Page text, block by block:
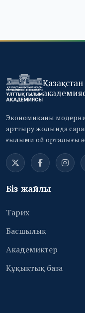
Экономиканы
арттыру жолында
ғылыми ой орталығы
Біз жайлы
Тарих
Басшылық
Академиктер
Құқықтық база